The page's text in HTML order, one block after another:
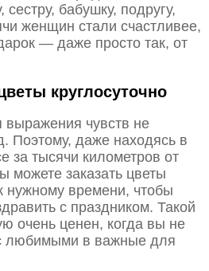
бабушку, подругу,
женщин стали счастливее,
— даже просто так, от
круглосуточно
чувств не
Поэтому, даже находясь в
за тысячи километров от
можете заказать цветы
нужному времени, чтобы
с праздником. Такой
очень ценен, когда вы не
любимыми в важные для